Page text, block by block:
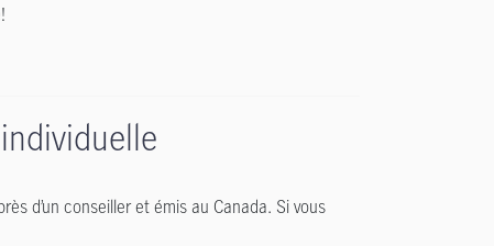
d’un conseiller et émis au Canada. Si vous